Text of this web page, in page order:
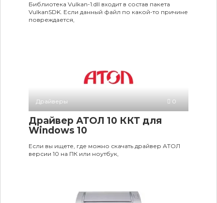
Библиотека Vulkan-1.dll входит в состав пакета
VulkanSDK. Если данный файл по какой-то причине
повреждается,
Драйверы 0
Драйвер АТОЛ 10 ККТ для
Windows 10
Если вы ищете, где можно скачать драйвер АТОЛ
версии 10 на ПК или ноутбук,